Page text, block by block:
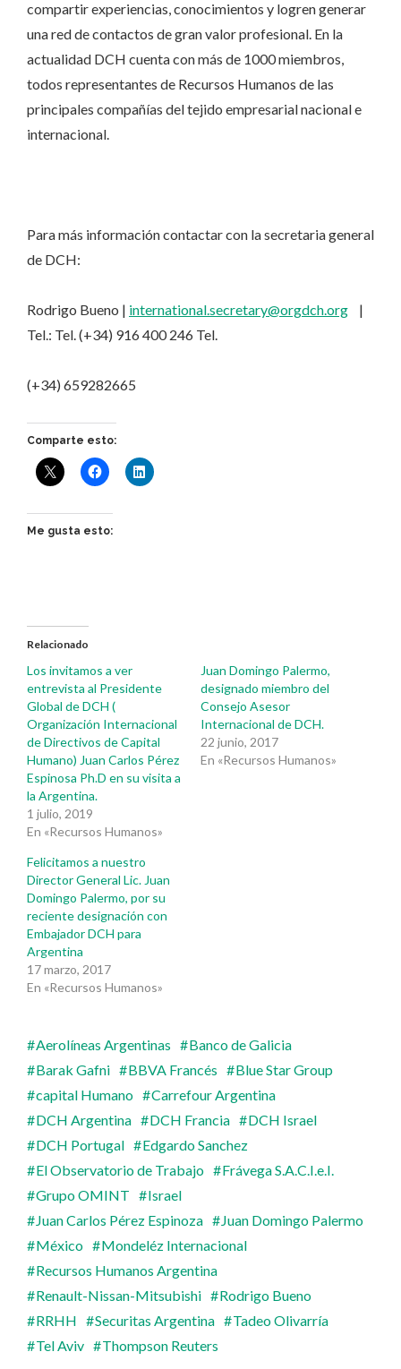
compartir experiencias, conocimientos y logren generar
una red de contactos de gran valor profesional. En la
actualidad DCH cuenta con más de 1000 miembros,
todos representantes de Recursos Humanos de las
principales compañías del tejido empresarial nacional e
internacional.
Para más información contactar con la secretaria general
de DCH:
Rodrigo Bueno | international.secretary@orgdch.org |
Tel.: Tel. (+34) 916 400 246 Tel.
(+34) 659282665
Comparte esto:
Me gusta esto:
Relacionado
Los invitamos a ver
entrevista al Presidente
Global de DCH (
Organización Internacional
de Directivos de Capital
Humano) Juan Carlos Pérez
Espinosa Ph.D en su visita a
la Argentina.
1 julio, 2019
En «Recursos Humanos»
Juan Domingo Palermo,
designado miembro del
Consejo Asesor
Internacional de DCH.
22 junio, 2017
En «Recursos Humanos»
Felicitamos a nuestro
Director General Lic. Juan
Domingo Palermo, por su
reciente designación con
Embajador DCH para
Argentina
17 marzo, 2017
En «Recursos Humanos»
Aerolíneas Argentinas
Banco de Galicia
Barak Gafni
BBVA Francés
Blue Star Group
capital Humano
Carrefour Argentina
DCH Argentina
DCH Francia
DCH Israel
DCH Portugal
Edgardo Sanchez
El Observatorio de Trabajo
Frávega S.A.C.I.e.I.
Grupo OMINT
Israel
Juan Carlos Pérez Espinoza
Juan Domingo Palermo
México
Mondeléz Internacional
Recursos Humanos Argentina
Renault-Nissan-Mitsubishi
Rodrigo Bueno
RRHH
Securitas Argentina
Tadeo Olivarría
Tel Aviv
Thompson Reuters